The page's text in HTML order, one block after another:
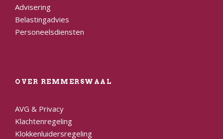
Advisering
Belastingadvies
Personeelsdiensten
OVER REMMERSWAAL
AVG & Privacy
Klachtenregeling
Klokkenluidersregeling